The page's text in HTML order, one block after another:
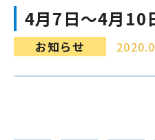
4月7日～4月10
お知らせ